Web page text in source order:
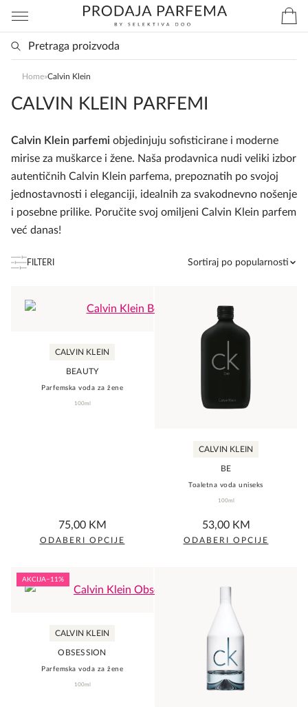
Home»Calvin Klein
CALVIN KLEIN PARFEMI
Calvin Klein parfemi objedinjuju sofisticirane i moderne
mirise za muškarce i žene. Naša prodavnica nudi veliki izbor
autentičnih Calvin Klein parfema, prepoznatih po svojoj
jednostavnosti i eleganciji, idealnih za svakodnevno nošenje
i posebne prilike. Poručite svoj omiljeni Calvin Klein parfem
već danas!
FILTERI Sortiraj po popularnosti
CALVIN KLEIN
BEAUTY
Parfemska voda za žene
100ml
0,0
rating
75,00 KM
ODABERI OPCIJE
has
CALVIN KLEIN
BE
Toaletna voda uniseks
100ml
5,0
rating
53,00 KM
ODABERI OPCIJE
has
multiple
variants.
The
options
may
AKCIJA−11%
CALVIN KLEIN
OBSESSION
Parfemska voda za žene
100ml